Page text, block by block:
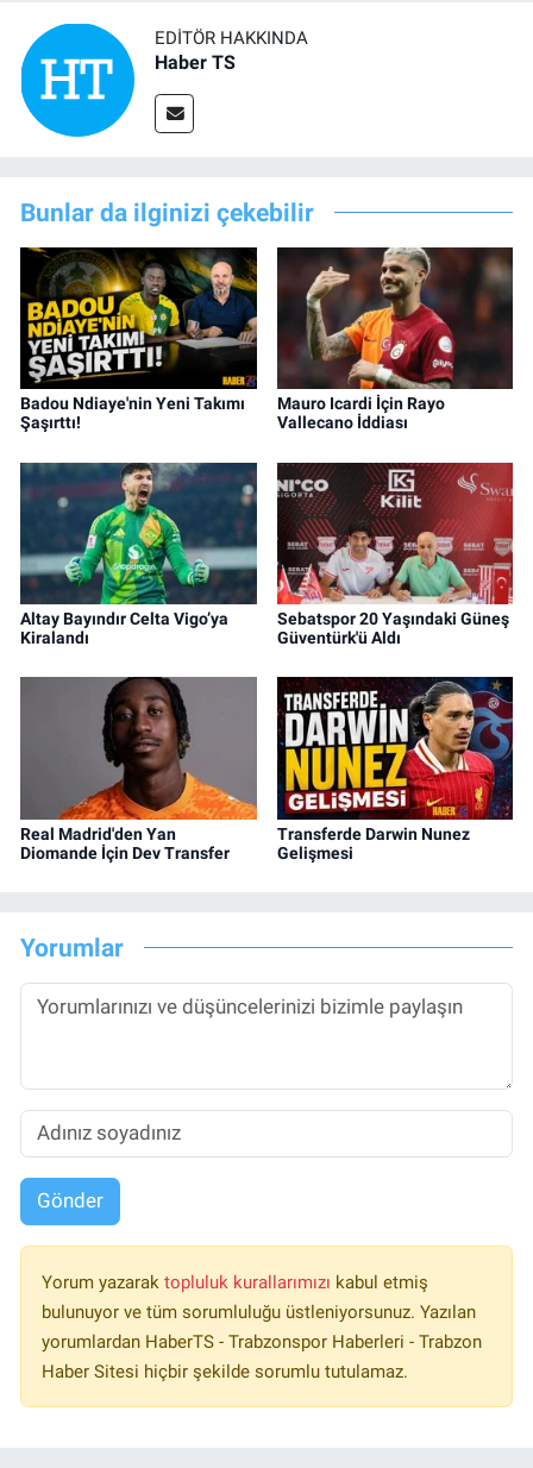
EDITÖR HAKKINDA
Haber TS
Bunlar da ilginizi çekebilir
Badou Ndiaye'nin Yeni Takımı
Şaşırttı!
Mauro Icardi İçin Rayo
Vallecano İddiası
Altay Bayındır Celta Vigo’ya
Kiralandı
Sebatspor 20 Yaşındaki Güneş
Güventürk'ü Aldı
Real Madrid'den Yan
Diomande İçin Dev Transfer
Transferde Darwin Nunez
Gelişmesi
Yorumlar
Gönder
Yorum yazarak topluluk kurallarımızı kabul etmiş
bulunuyor ve tüm sorumluluğu üstleniyorsunuz. Yazılan
yorumlardan HaberTS - Trabzonspor Haberleri - Trabzon
Haber Sitesi hiçbir şekilde sorumlu tutulamaz.